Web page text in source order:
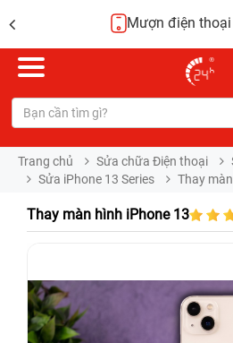
Mượn điện
Trang chủ Sửa chữa Điện thoại
Sửa iPhone 13 Series
Thay
Thay màn hình iPhone 13